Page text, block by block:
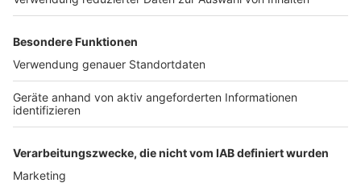
Werben
Archiv
ANTENNE BAYERN GROUP
Stiftung ANTENNE BAYERN
hilft
Teilnahmebedingungen